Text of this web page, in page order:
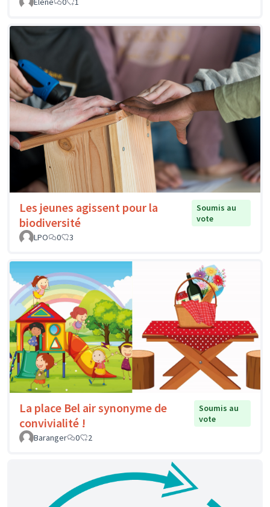
Les jeunes agissent pour la
biodiversité
Soumis au
vote
LPO
0 3
La place Bel air synonyme de
convivialité !
Soumis au
vote
Baranger
0 2